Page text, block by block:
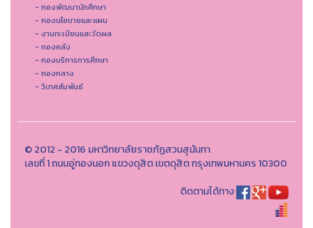
- กองพัฒนานักศึกษา
- กองนโยบายและแผน
- งานทะเบียนและวัดผล
- กองคลัง
- กองบริการการศึกษา
- กองกลาง
- วิเทศสัมพันธ์
© 2012 - 2016 มหาวิทยาลัยราชภัฏสวนสุนันทา
เลขที่ 1 ถนนอู่ทองนอก แขวงดุสิต เขตดุสิต กรุงเทพมหานคร 10300
ติดตามได้ทาง